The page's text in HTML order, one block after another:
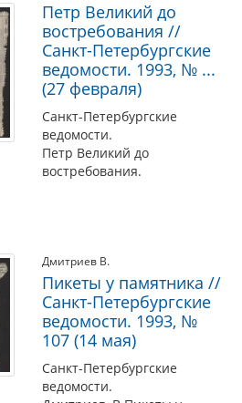
Петр Великий до
востребования //
Санкт-Петербургские
ведомости. 1993, № ...
(27 февраля)
Санкт-Петербургские
ведомости.
Петр Великий до
востребования.
Дмитриев В.
Пикеты у памятника //
Санкт-Петербургские
ведомости. 1993, №
107 (14 мая)
Санкт-Петербургские
ведомости.